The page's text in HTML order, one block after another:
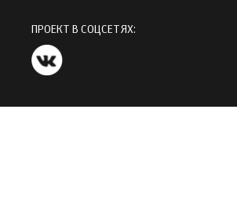
ПРОЕКТ В СОЦСЕТЯХ: